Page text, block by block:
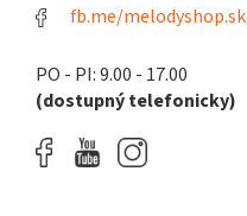
fb.me/melodyshop.sk
PO - PI: 9.00 - 17.00
(dostupný telefonicky)